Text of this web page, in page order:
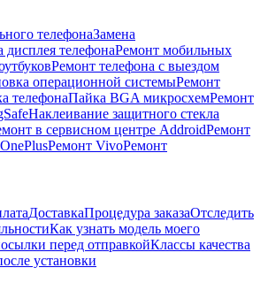
телефонаЗамена
дисплея телефонаРемонт мобильных
Ремонт телефона с выездом
операционной системыРемонт
телефонаПайка BGA микросхемРемонт
Наклеивание защитного стекла
в сервисном центре AddroidРемонт
Ремонт VivoРемонт
ДоставкаПроцедура заказаОтследить
Как узнать модель моего
перед отправкойКлассы качества
установки